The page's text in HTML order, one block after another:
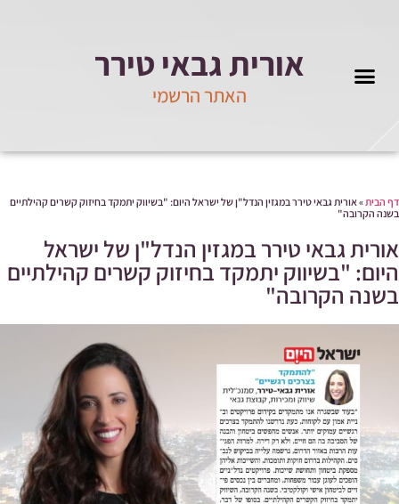
אורית גבאי טירר
האתר הרשמי
הבית»אורית גבאי טירר במגזין הנדל"ן של ישראל היום: "בשיווק יתמקד בחיזוק קשרים קהילתיים
הקרובה"
גבאי טירר במגזין הנדל"ן של ישראל
"בשיווק יתמקד בחיזוק קשרים קהילתיים
הקרובה"